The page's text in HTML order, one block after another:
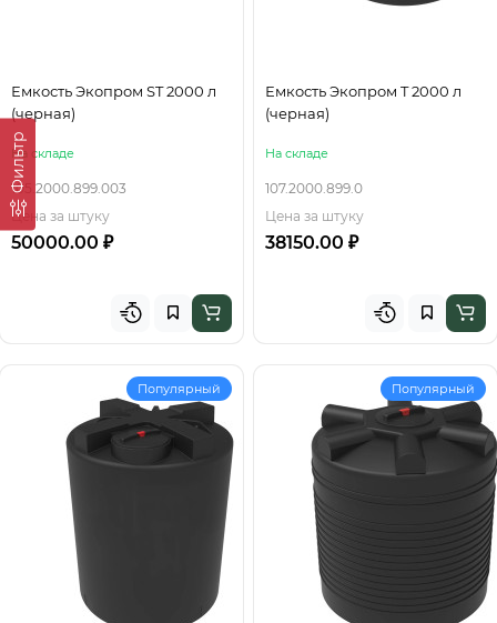
Фильтр
Емкость Экопром ST 2000 л
(черная)
На складе
105.2000.899.003
Цена за штуку
50000.00 ₽
Емкость Экопром T 2000 л
(черная)
На складе
107.2000.899.0
Цена за штуку
38150.00 ₽
Популярный Популярный